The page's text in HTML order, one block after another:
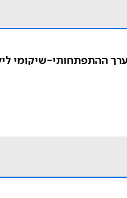
ההתפתחותי-שיקומי